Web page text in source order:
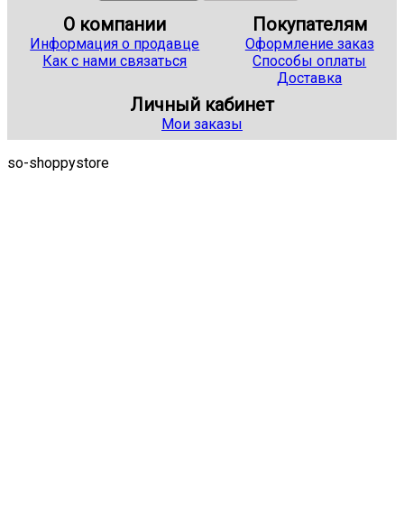
О компании
Информация о продавце
Как с нами связаться
Покупателям
Оформление заказ
Способы оплаты
Доставка
Личный кабинет
Мои заказы
so-shoppystore